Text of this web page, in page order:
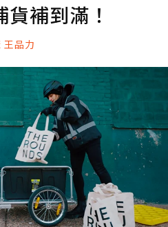
補到滿！
品力